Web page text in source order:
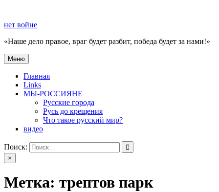
содержимому
нет войне
«Наше дело правое, враг будет разбит, победа будет за нами!»
нет войне
«Наше дело правое, враг будет разбит, победа будет за нами!»
Меню
Главная
Links
МЫ-РОССИЯНЕ
Русские города
Русь до крещения
Что такое русский мир?
видео
Поиск:
×
Метка: трептов парк